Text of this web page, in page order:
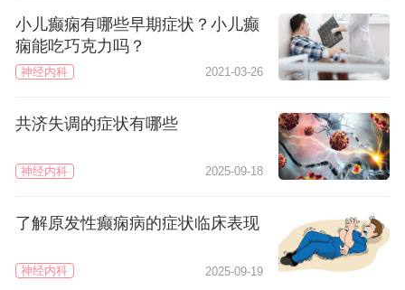
小儿癫痫有哪些早期症状？小儿癫
痫能吃巧克力吗？
神经内科 2021-03-26
共济失调的症状有哪些
神经内科 2025-09-18
了解原发性癫痫病的症状临床表现
神经内科 2025-09-19